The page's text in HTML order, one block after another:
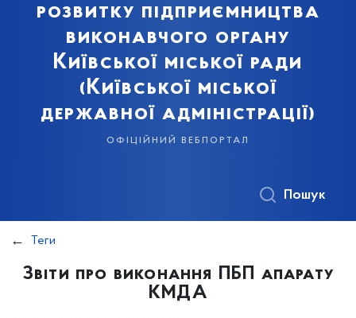
розвитку підприємництва
виконавчого органу
Київської міської ради
(Київської міської
державної адміністрації)
офіційний вебпортал
Пошук
Теги
Звіти про виконання ПБП апарату
КМДА